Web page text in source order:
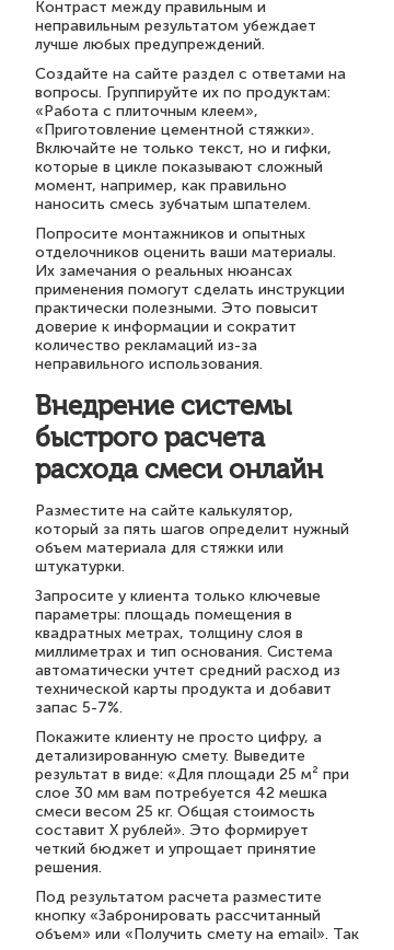
Контраст между правильным и
неправильным результатом убеждает
лучше любых предупреждений.
Создайте на сайте раздел с ответами на
вопросы. Группируйте их по продуктам:
«Работа с плиточным клеем»,
«Приготовление цементной стяжки».
Включайте не только текст, но и гифки,
которые в цикле показывают сложный
момент, например, как правильно
наносить смесь зубчатым шпателем.
Попросите монтажников и опытных
отделочников оценить ваши материалы.
Их замечания о реальных нюансах
применения помогут сделать инструкции
практически полезными. Это повысит
доверие к информации и сократит
количество рекламаций из-за
неправильного использования.
Внедрение системы
быстрого расчета
расхода смеси онлайн
Разместите на сайте калькулятор,
который за пять шагов определит нужный
объем материала для стяжки или
штукатурки.
Запросите у клиента только ключевые
параметры: площадь помещения в
квадратных метрах, толщину слоя в
миллиметрах и тип основания. Система
автоматически учтет средний расход из
технической карты продукта и добавит
запас 5-7%.
Покажите клиенту не просто цифру, а
детализированную смету. Выведите
результат в виде: «Для площади 25 м² при
слое 30 мм вам потребуется 42 мешка
смеси весом 25 кг. Общая стоимость
составит X рублей». Это формирует
четкий бюджет и упрощает принятие
решения.
Под результатом расчета разместите
кнопку «Забронировать рассчитанный
объем» или «Получить смету на email». Так